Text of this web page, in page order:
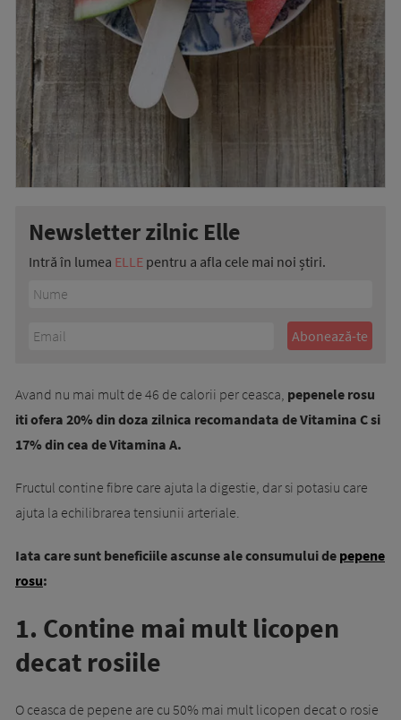
Newsletter zilnic Elle
Intră în lumea ELLE pentru a afla cele mai noi știri.
Avand nu mai mult de 46 de calorii per ceasca, pepenele rosu
iti ofera 20% din doza zilnica recomandata de Vitamina C si
17% din cea de Vitamina A.
Fructul contine fibre care ajuta la digestie, dar si potasiu care
ajuta la echilibrarea tensiunii arteriale.
Iata care sunt beneficiile ascunse ale consumului de pepene
rosu:
1. Contine mai mult licopen
decat rosiile
O ceasca de pepene are cu 50% mai mult licopen decat o rosie